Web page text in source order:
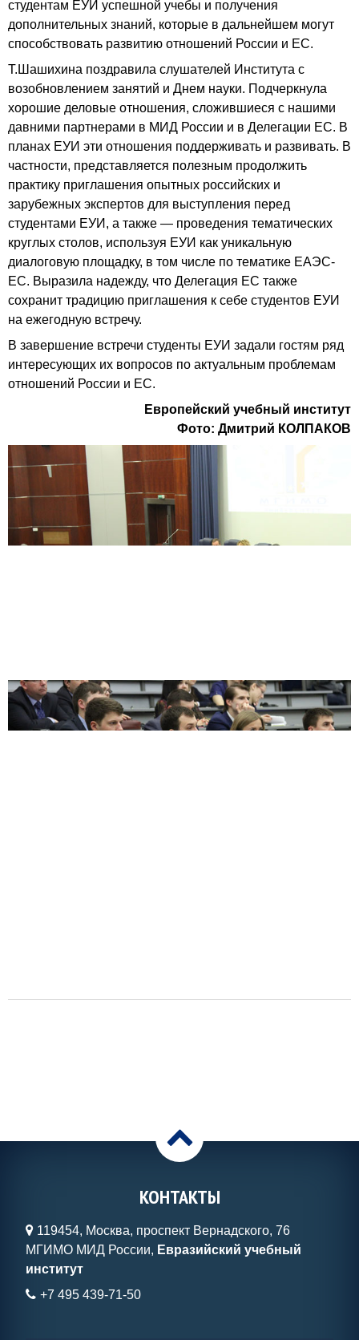
студентам ЕУИ успешной учебы и получения
дополнительных знаний, которые в дальнейшем могут
способствовать развитию отношений России и ЕС.
Т.Шашихина поздравила слушателей Института с
возобновлением занятий и Днем науки. Подчеркнула
хорошие деловые отношения, сложившиеся с нашими
давними партнерами в МИД России и в Делегации ЕС. В
планах ЕУИ эти отношения поддерживать и развивать. В
частности, представляется полезным продолжить
практику приглашения опытных российских и
зарубежных экспертов для выступления перед
студентами ЕУИ, а также — проведения тематических
круглых столов, используя ЕУИ как уникальную
диалоговую площадку, в том числе по тематике ЕАЭС-
ЕС. Выразила надежду, что Делегация ЕС также
сохранит традицию приглашения к себе студентов ЕУИ
на ежегодную встречу.
В завершение встречи студенты ЕУИ задали гостям ряд
интересующих их вопросов по актуальным проблемам
отношений России и ЕС.
Европейский учебный институт
Фото: Дмитрий КОЛПАКОВ
>
КОНТАКТЫ
119454, Москва, проспект Вернадского, 76
МГИМО МИД России, Евразийский учебный
институт
+7 495 439-71-50